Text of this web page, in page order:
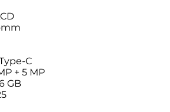
C
+ 5 MP
GB